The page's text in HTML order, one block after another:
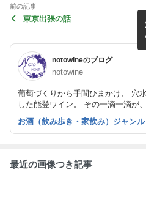
前の記事
東京出張の話
notowineのブログ
notowine
葡萄づくりから手間ひまかけ、 穴
した能登ワイン。 その一滴一滴が
しますように。
お酒（飲み歩き・家飲み）ジャン
最近の画像つき記事